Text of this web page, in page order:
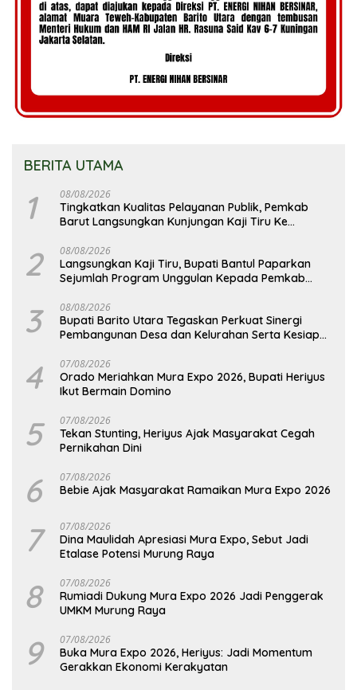
BERITA UTAMA
1 08/08/2026
Tingkatkan Kualitas Pelayanan Publik, Pemkab
Barut Langsungkan Kunjungan Kaji Tiru Ke
2 08/08/2026
Langsungkan Kaji Tiru, Bupati Bantul Paparkan
Sejumlah Program Unggulan Kepada Pemkab
3 08/08/2026
Bupati Barito Utara Tegaskan Perkuat Sinergi
Pembangunan Desa dan Kelurahan Serta Kesiapan
4 07/08/2026
Orado Meriahkan Mura Expo 2026, Bupati Heriyus
Ikut Bermain Domino
5 07/08/2026
Tekan Stunting, Heriyus Ajak Masyarakat Cegah
Pernikahan Dini
6 07/08/2026
Bebie Ajak Masyarakat Ramaikan Mura Expo 2026
7 07/08/2026
Dina Maulidah Apresiasi Mura Expo, Sebut Jadi
Etalase Potensi Murung Raya
8 07/08/2026
Rumiadi Dukung Mura Expo 2026 Jadi Penggerak
UMKM Murung Raya
9 07/08/2026
Buka Mura Expo 2026, Heriyus: Jadi Momentum
Gerakkan Ekonomi Kerakyatan